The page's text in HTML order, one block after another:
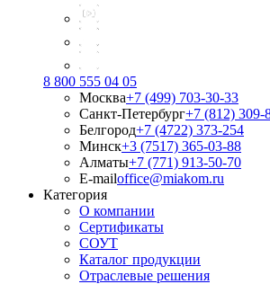
8 800 555 04 05
Москва+7 (499) 703-30-33
Санкт-Петербург+7 (812) 309-
Белгород+7 (4722) 373-254
Минск+3 (7517) 365-03-88
Алматы+7 (771) 913-50-70
E-mailoffice@miakom.ru
Категория
О компании
Сертификаты
СОУТ
Каталог продукции
Отраслевые решения